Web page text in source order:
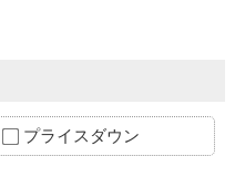
プライスダウン